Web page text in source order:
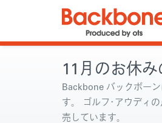
11月のお休
Backbone バックボー
す。 ゴルフ･アウディ
売しています。